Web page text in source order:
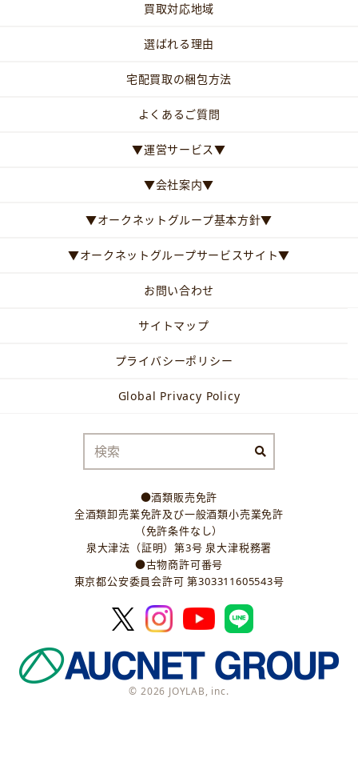
買取対応地域
選ばれる理由
宅配買取の梱包方法
よくあるご質問
▼運営サービス▼
▼会社案内▼
▼オークネットグループ基本方針▼
▼オークネットグループサービスサイト▼
お問い合わせ
サイトマップ
プライバシーポリシー
Global Privacy Policy
●酒類販売免許
全酒類卸売業免許及び一般酒類小売業免許
（免許条件なし）
泉大津法（証明）第3号 泉大津税務署
●古物商許可番号
東京都公安委員会許可 第303311605543号
© 2026 JOYLAB, inc.